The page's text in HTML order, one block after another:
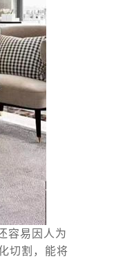
容易因人为
切割，能将